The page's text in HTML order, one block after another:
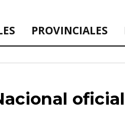
PROVINCIALES